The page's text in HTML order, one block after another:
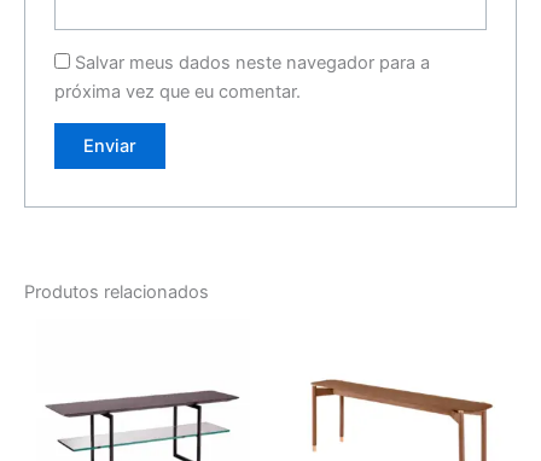
Salvar meus dados neste navegador para a
próxima vez que eu comentar.
Produtos relacionados